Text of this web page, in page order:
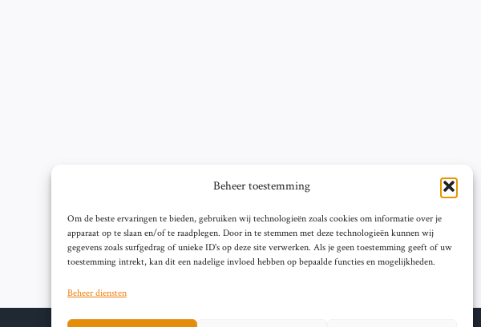
Beheer toestemming
Om de beste ervaringen te bieden, gebruiken wij technologieën zoals cookies om informatie over je
apparaat op te slaan en/of te raadplegen. Door in te stemmen met deze technologieën kunnen wij
gegevens zoals surfgedrag of unieke ID's op deze site verwerken. Als je geen toestemming geeft of uw
toestemming intrekt, kan dit een nadelige invloed hebben op bepaalde functies en mogelijkheden.
Beheer diensten